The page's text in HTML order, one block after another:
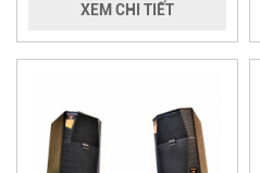
XEM CHI TIẾT